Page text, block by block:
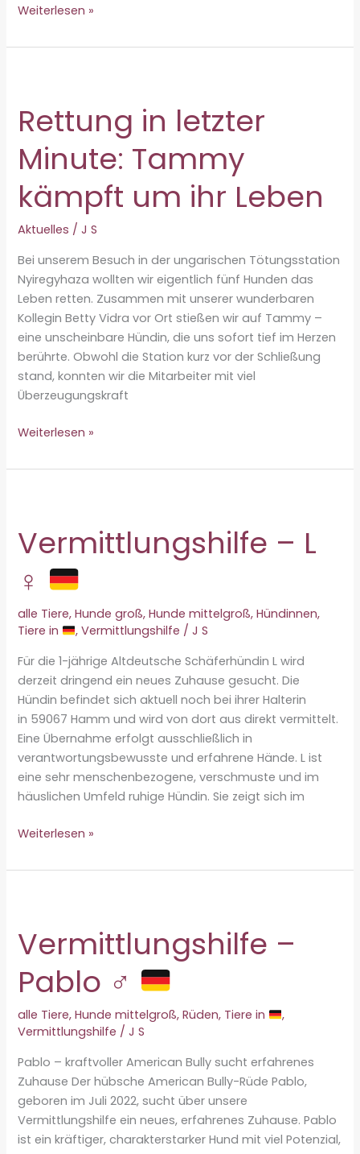
Vermittlungshilfe
Branka
Weiterlesen »
Rettung in letzter
Minute: Tammy
kämpft um ihr Leben
Aktuelles /J S
Bei unserem Besuch in der ungarischen Tötungsstation
Nyiregyhaza wollten wir eigentlich fünf Hunden das
Leben retten. Zusammen mit unserer wunderbaren
Kollegin Betty Vidra vor Ort stießen wir auf Tammy –
eine unscheinbare Hündin, die uns sofort tief im Herzen
berührte. Obwohl die Station kurz vor der Schließung
stand, konnten wir die Mitarbeiter mit viel
Überzeugungskraft
Rettung
letzter
um
Leben
Weiterlesen »
Vermittlungshilfe – L
♀
alle Tiere,Hunde groß,Hunde mittelgroß,Hündinnen,
Tiere in
,Vermittlungshilfe /J S
Für die 1-jährige Altdeutsche Schäferhündin L wird
derzeit dringend ein neues Zuhause gesucht. Die
Hündin befindet sich aktuell noch bei ihrer Halterin
in 59067 Hamm und wird von dort aus direkt vermittelt.
Eine Übernahme erfolgt ausschließlich in
verantwortungsbewusste und erfahrene Hände. L ist
eine sehr menschenbezogene, verschmuste und im
häuslichen Umfeld ruhige Hündin. Sie zeigt sich im
Vermittlungshilfe
L
Weiterlesen »
Vermittlungshilfe –
Pablo ♂
alle Tiere,Hunde mittelgroß,Rüden, Tiere in
,
Vermittlungshilfe /J S
Pablo – kraftvoller American Bully sucht erfahrenes
Zuhause Der hübsche American Bully-Rüde Pablo,
geboren im Juli 2022, sucht über unsere
Vermittlungshilfe ein neues, erfahrenes Zuhause. Pablo
ist ein kräftiger, charakterstarker Hund mit viel Potenzial,